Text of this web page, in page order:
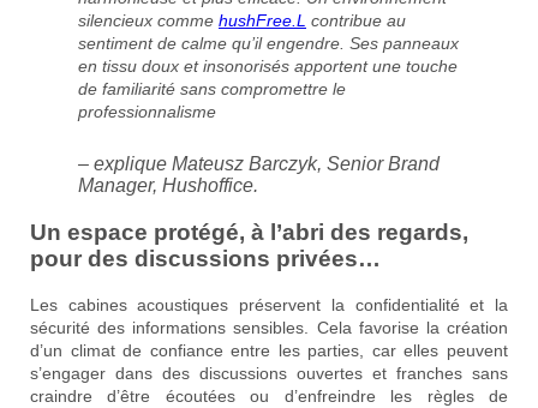
silencieux comme hushFree.L contribue au
sentiment de calme qu’il engendre. Ses panneaux
en tissu doux et insonorisés apportent une touche
de familiarité sans compromettre le
professionnalisme
– explique Mateusz Barczyk, Senior Brand
Manager, Hushoffice.
Un espace protégé, à l’abri des regards,
pour des discussions privées…
Les cabines acoustiques préservent la confidentialité et la
sécurité des informations sensibles. Cela favorise la création
d’un climat de confiance entre les parties, car elles peuvent
s’engager dans des discussions ouvertes et franches sans
craindre d’être écoutées ou d’enfreindre les règles de